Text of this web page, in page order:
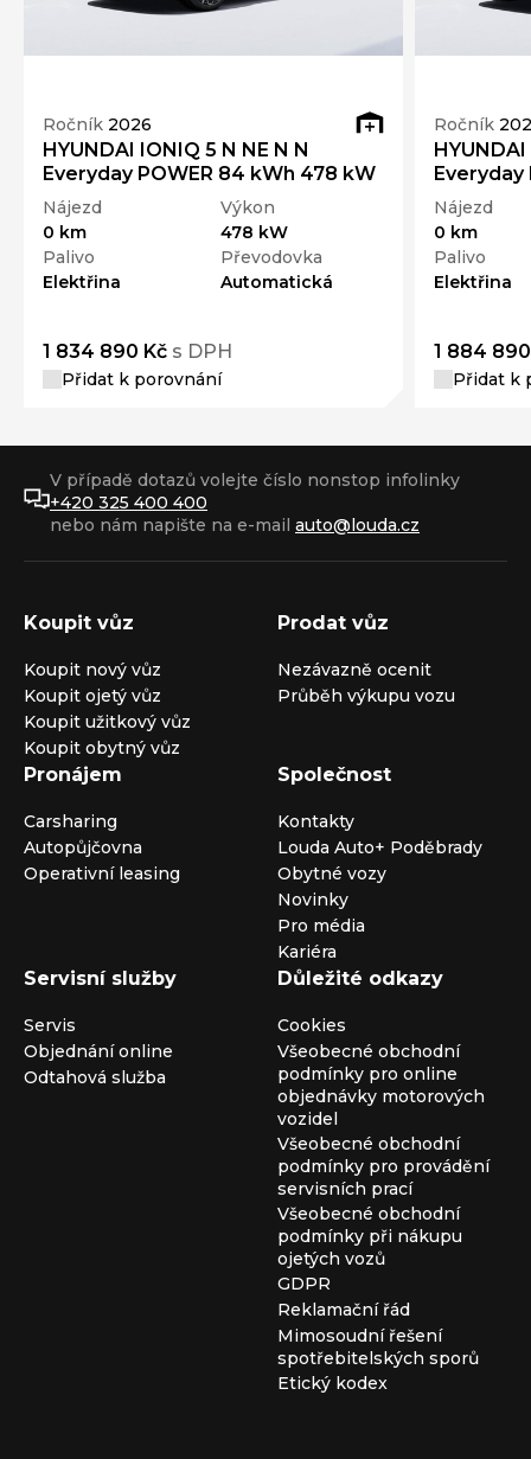
Ročník 2026
HYUNDAI IONIQ 5 N NE N N
Everyday POWER 84 kWh 478 kW
Nájezd
0 km
Výkon
478 kW
Palivo
Elektřina
Převodovka
Automatická
1 834 890 Kč s DPH
Přidat k porovnání
Ročník
Everyday
Nájezd
0 km
Palivo
Elektřina
1 884
Přidat k
V případě dotazů volejte číslo nonstop infolinky
+420 325 400 400
nebo nám napište na e-mail auto@louda.cz
Koupit vůz
Koupit nový vůz
Koupit ojetý vůz
Koupit užitkový vůz
Koupit obytný vůz
Prodat vůz
Nezávazně ocenit
Průběh výkupu vozu
Pronájem
Carsharing
Autopůjčovna
Operativní leasing
Společnost
Kontakty
Louda Auto+ Poděbrady
Obytné vozy
Novinky
Pro média
Kariéra
Servisní služby
Servis
Objednání online
Odtahová služba
Důležité odkazy
Cookies
Všeobecné obchodní
podmínky pro online
objednávky motorových
vozidel
Všeobecné obchodní
podmínky pro provádění
servisních prací
Všeobecné obchodní
podmínky při nákupu
ojetých vozů
GDPR
Reklamační řád
Mimosoudní řešení
spotřebitelských sporů
Etický kodex